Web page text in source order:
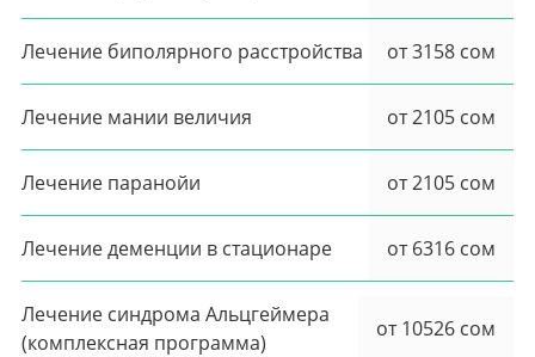
Лечение биполярного расстройства от 3158 сом
Лечение мании величия от 2105 сом
Лечение паранойи от 2105 сом
Лечение деменции в стационаре от 6316 сом
Лечение синдрома Альцгеймера
(комплексная программа)
от 10526 сом